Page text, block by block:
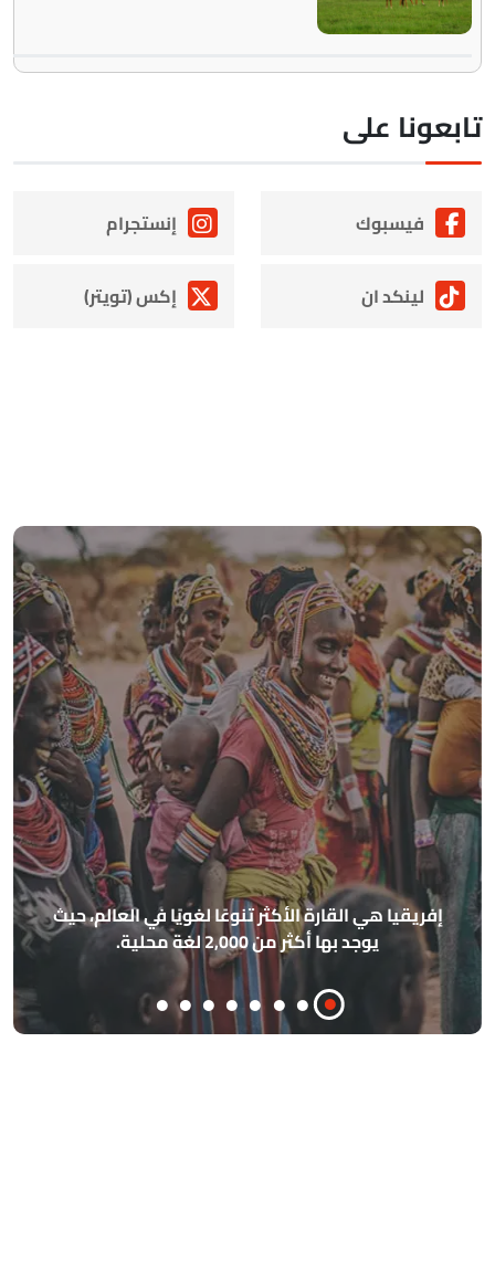
على
فيسبوك إنستجرام
لينكد ان إكس (تويتر)
إفريقيا هي القارة الأكثر تنوعًا لغويًا في العالم، حيث
يوجد بها أكثر من 2,000 لغة محلية.